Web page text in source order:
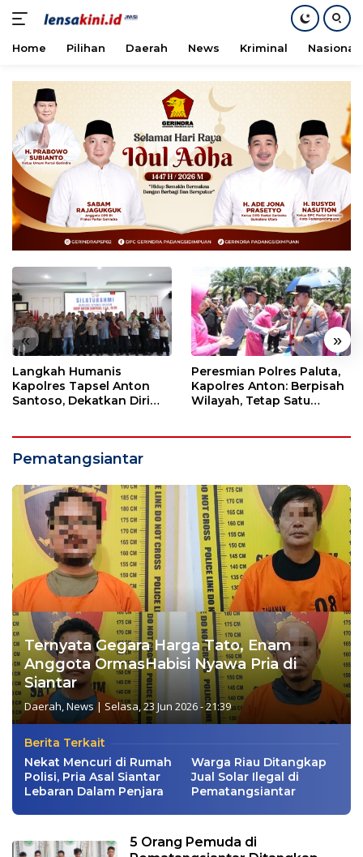
konten
Home Pilihan Daerah News Kriminal Nasional
« »
Langkah Humanis
Kapolres Tapsel Anton
Santoso, Dekatkan Diri
Peresmian Polres Paluta,
Kapolres Anton: Berpisah
Wilayah, Tetap Satu
Pematangsiantar
Ternyata Gegara Harga Tato, Enam
Anggota OrmasHabisi Nyawa Pria di
Siantar
Daerah,News| Selasa, 23 Jun 2026 - 21:39
Berita Terkait
Nekat Mencuri di Rumah
Polisi, Pria Asal Siantar
Lebaran Dalam Penjara
Warga Riau Ditangkap
Jual Solar Ilegal di
Pematangsiantar
5 Orang Pemuda di